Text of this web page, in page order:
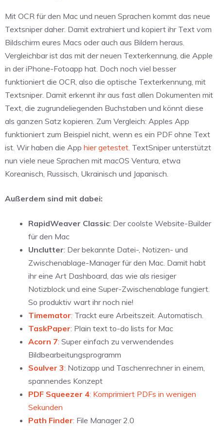
Mit OCR für den Mac und neuen Sprachen kommt das neue
Textsniper daher. Damit extrahiert und kopiert ihr Text vom
Bildschirm eures Macs oder auch aus Bildern heraus.
Vergleichbar ist das mit der neuen Texterkennung, die Apple
in der iPhone-Fotoapp hat. Doch noch viel besser
funktioniert die OCR, also die optische Texterkennung, mit
Textsniper. Damit erkennt ihr aus fast allen Dokumenten mit
Text, die zugrundeliegenden Buchstaben und könnt diese
als ganzen Satz kopieren. Zum Vergleich: Apples App
funktioniert zum Beispiel nicht, wenn es ein PDF ohne Text
ist. Wir haben die App hier getestet . TextSniper unterstützt
nun viele neue Sprachen mit macOS Ventura, etwa
Koreanisch, Russisch, Ukrainisch und Japanisch.
Außerdem sind mit dabei:
RapidWeaver Classic: Der coolste Website-Builder
für den Mac
Unclutter: Der bekannte Datei-, Notizen- und
Zwischenablage-Manager für den Mac. Damit habt
ihr eine Art Dashboard, das wie als riesiger
Notizblock und eine Super-Zwischenablage fungiert.
So produktiv wart ihr noch nie!
Timemator: Trackt eure Arbeitszeit. Automatisch.
TaskPaper: Plain text to-do lists for Mac
Acorn 7: Super einfach zu verwendendes
Bildbearbeitungsprogramm
Soulver 3: Notizapp und Taschenrechner in einem,
spannendes Konzept
PDF Squeezer 4: Komprimiert PDFs in wenigen
Sekunden
Path Finder: File Manager 2.0